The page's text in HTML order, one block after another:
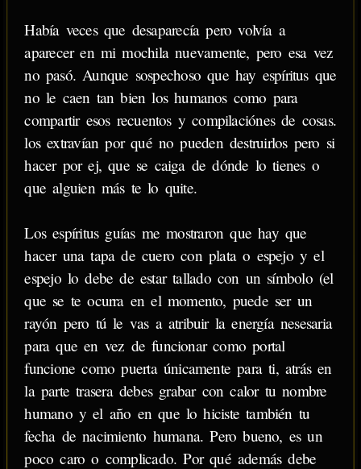
Había veces que desaparecía pero volvía a
aparecer en mi mochila nuevamente, pero esa vez
no pasó. Aunque sospechoso que hay espíritus que
no le caen tan bien los humanos como para
compartir esos recuentos y compilaciónes de cosas.
los extravían por qué no pueden destruirlos pero si
hacer por ej, que se caiga de dónde lo tienes o
que alguien más te lo quite.
Los espíritus guías me mostraron que hay que
hacer una tapa de cuero con plata o espejo y el
espejo lo debe de estar tallado con un símbolo (el
que se te ocurra en el momento, puede ser un
rayón pero tú le vas a atribuir la energía nesesaria
para que en vez de funcionar como portal
funcione como puerta únicamente para ti, atrás en
la parte trasera debes grabar con calor tu nombre
humano y el año en que lo hiciste también tu
fecha de nacimiento humana. Pero bueno, es un
poco caro o complicado. Por qué además debe